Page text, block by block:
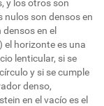
y los otros son
nulos son densos en
en el
el horizonte es una
lenticular, si se
y si se cumple
denso,
en el vacío es el